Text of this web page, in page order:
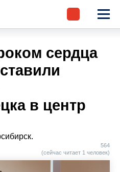
сердца
в центр
564
(сейчас читает 1 человек)